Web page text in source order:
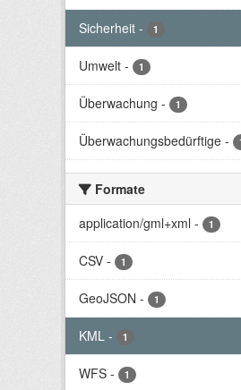
Sicherheit - 1
Umwelt - 1
Überwachung - 1
Überwachungsbedürftige -
Formate
application/gml+xml - 1
CSV - 1
GeoJSON - 1
KML - 1
WFS - 1